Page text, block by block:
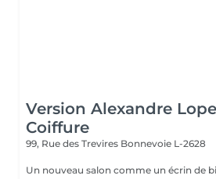
Version Alexandre
Coiffure
99, Rue des Trevires Bonnevoie L-2628
Un nouveau salon comme un écrin de